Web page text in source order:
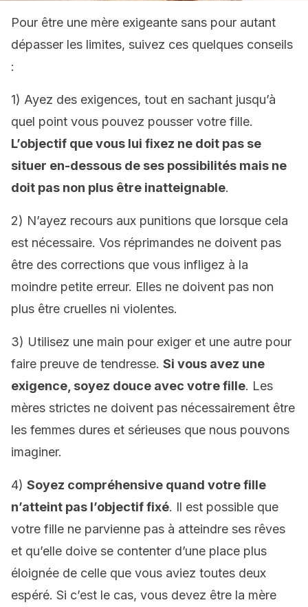
Pour être une mère exigeante sans pour autant
dépasser les limites, suivez ces quelques conseils
:
1) Ayez des exigences, tout en sachant jusqu’à
quel point vous pouvez pousser votre fille.
L’objectif que vous lui fixez ne doit pas se
situer en-dessous de ses possibilités mais ne
doit pas non plus être inatteignable.
2) N’ayez recours aux punitions que lorsque cela
est nécessaire. Vos réprimandes ne doivent pas
être des corrections que vous infligez à la
moindre petite erreur. Elles ne doivent pas non
plus être cruelles ni violentes.
3) Utilisez une main pour exiger et une autre pour
faire preuve de tendresse. Si vous avez une
exigence, soyez douce avec votre fille. Les
mères strictes ne doivent pas nécessairement être
les femmes dures et sérieuses que nous pouvons
imaginer.
4) Soyez compréhensive quand votre fille
n’atteint pas l’objectif fixé. Il est possible que
votre fille ne parvienne pas à atteindre ses rêves
et qu’elle doive se contenter d’une place plus
éloignée de celle que vous aviez toutes deux
espéré. Si c’est le cas, vous devez être la mère